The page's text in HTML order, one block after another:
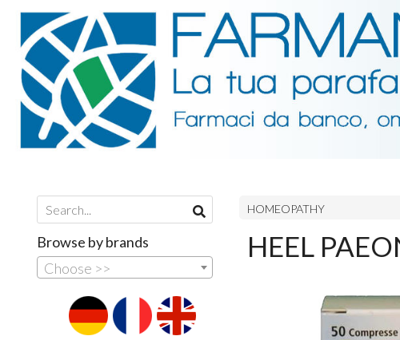
HOMEOPATHY
HEEL
Browse by brands
Choose >>